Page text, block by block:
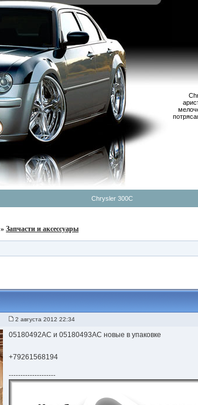
Chrysler 300C
»Запчасти и аксессуары
2 августа 2012 22:34
05180492АС и 05180493АС новые в упаковке
+79261568194
--------------------